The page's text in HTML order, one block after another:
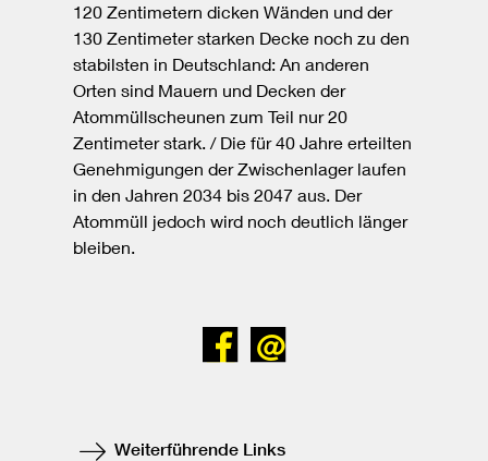
120 Zentimetern dicken Wänden und der
130 Zentimeter starken Decke noch zu den
stabilsten in Deutschland: An anderen
Orten sind Mauern und Decken der
Atommüllscheunen zum Teil nur 20
Zentimeter stark. / Die für 40 Jahre erteilten
Genehmigungen der Zwischenlager laufen
in den Jahren 2034 bis 2047 aus. Der
Atommüll jedoch wird noch deutlich länger
bleiben.
Bei
teilen
Senden
Weiterführende Links